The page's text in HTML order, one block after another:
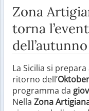
Zona
torna
La Sicilia si
ritorno dell’
programma da
Nella Zona